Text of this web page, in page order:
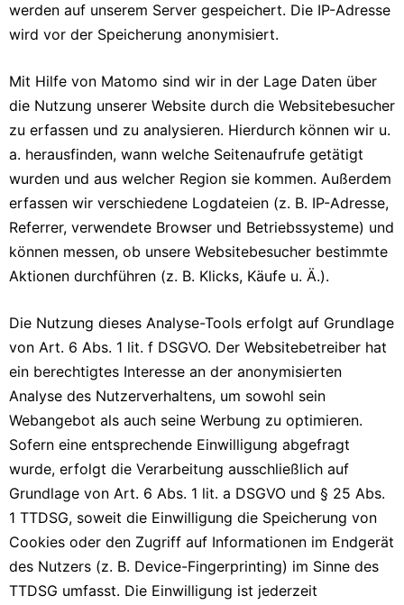
werden auf unserem Server gespeichert. Die IP-Adresse
wird vor der Speicherung anonymisiert.
Mit Hilfe von Matomo sind wir in der Lage Daten über
die Nutzung unserer Website durch die Websitebesucher
zu erfassen und zu analysieren. Hierdurch können wir u.
a. herausfinden, wann welche Seitenaufrufe getätigt
wurden und aus welcher Region sie kommen. Außerdem
erfassen wir verschiedene Logdateien (z. B. IP-Adresse,
Referrer, verwendete Browser und Betriebssysteme) und
können messen, ob unsere Websitebesucher bestimmte
Aktionen durchführen (z. B. Klicks, Käufe u. Ä.).
Die Nutzung dieses Analyse-Tools erfolgt auf Grundlage
von Art. 6 Abs. 1 lit. f DSGVO. Der Websitebetreiber hat
ein berechtigtes Interesse an der anonymisierten
Analyse des Nutzerverhaltens, um sowohl sein
Webangebot als auch seine Werbung zu optimieren.
Sofern eine entsprechende Einwilligung abgefragt
wurde, erfolgt die Verarbeitung ausschließlich auf
Grundlage von Art. 6 Abs. 1 lit. a DSGVO und § 25 Abs.
1 TTDSG, soweit die Einwilligung die Speicherung von
Cookies oder den Zugriff auf Informationen im Endgerät
des Nutzers (z. B. Device-Fingerprinting) im Sinne des
TTDSG umfasst. Die Einwilligung ist jederzeit